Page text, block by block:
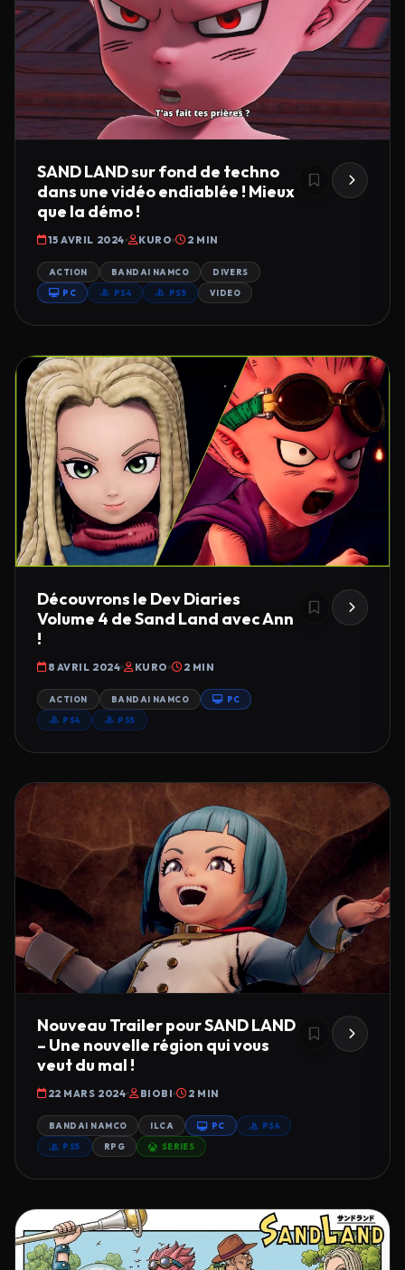
SAND LAND sur fond de techno
dans une vidéo endiablée ! Mieux
que la démo !
15 AVRIL 2024 KURO 2 MIN
ACTION BANDAI NAMCO DIVERS
PC PS4 PS5 VIDEO
Découvrons le Dev Diaries
Volume 4 de Sand Land avec Ann
!
8 AVRIL 2024 KURO 2 MIN
ACTION BANDAI NAMCO PC
PS4 PS5
Nouveau Trailer pour SAND LAND
– Une nouvelle région qui vous
veut du mal !
22 MARS 2024 BIOBI 2 MIN
BANDAI NAMCO ILCA PC PS4
PS5 RPG SERIES